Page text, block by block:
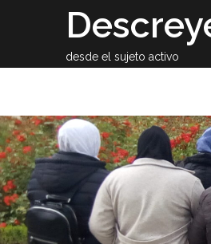
desde el sujeto activo